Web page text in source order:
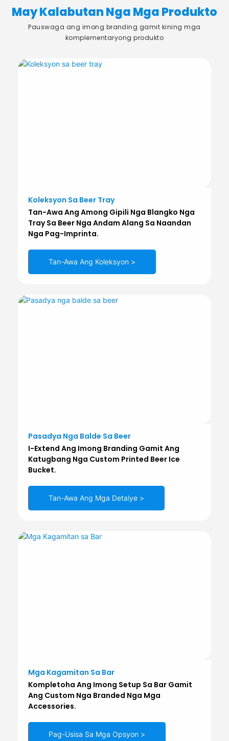
May Kalabutan Nga Mga Produkto
Pauswaga ang imong branding gamit kining mga
komplementaryong produkto
Koleksyon Sa Beer Tray
Tan-Awa Ang Among Gipili Nga Blangko Nga
Tray Sa Beer Nga Andam Alang Sa Naandan
Nga Pag-Imprinta.
Tan-Awa Ang Koleksyon >
Pasadya Nga Balde Sa Beer
I-Extend Ang Imong Branding Gamit Ang
Katugbang Nga Custom Printed Beer Ice
Bucket.
Tan-Awa Ang Mga Detalye >
Mga Kagamitan Sa Bar
Kompletoha Ang Imong Setup Sa Bar Gamit
Ang Custom Nga Branded Nga Mga
Accessories.
Pag-Usisa Sa Mga Opsyon >